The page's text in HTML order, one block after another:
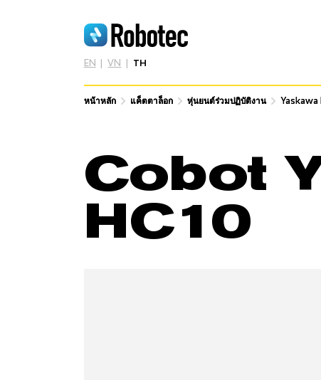
EN VN TH
หน้าหลัก แค็ตตาล็อก หุ่นยนต์ร่วมปฏิบัติงาน Yaskawa
หน้าหลัก แค็ตตาล็อก หุ่นยนต์ร่วมปฏิบัติงาน Yaskawa
Cobot
HC10